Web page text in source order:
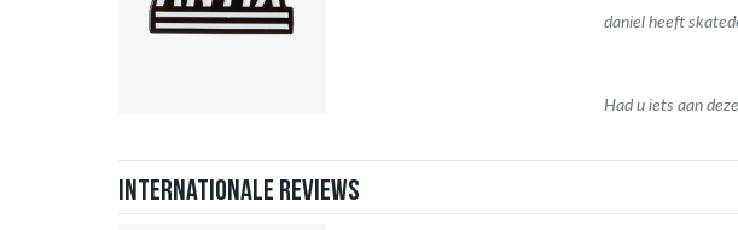
daniel heeft
Had u iets aan
Internationale reviews